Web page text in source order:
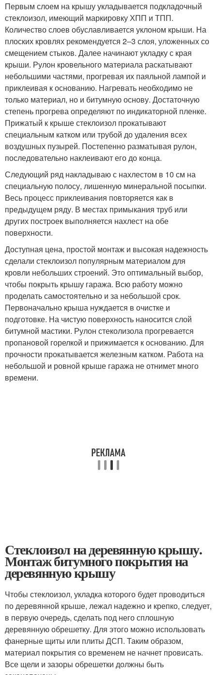
Первым слоем на крышу укладывается подкладочный
стеклоизол, имеющий маркировку ХПП и ТПП.
Количество слоев обуславливается уклоном крыши. На
плоских кровлях рекомендуется 2‒3 слоя, уложенных со
смещением стыков. Далее начинают укладку с края
крыши. Рулон кровельного материала раскатывают
небольшими частями, прогревая их паяльной лампой и
приклеивая к основанию. Нагревать необходимо не
только материал, но и битумную основу. Достаточную
степень прогрева определяют по индикаторной пленке.
Прижатый к крыше стеклоизол прокатывают
специальным катком или трубой до удаления всех
воздушных пузырей. Постепенно разматывая рулон,
последовательно наклеивают его до конца.
Следующий ряд накладываю с нахлестом в 10 см на
специальную полосу, лишенную минеральной посыпки.
Весь процесс приклеивания повторяется как в
предыдущем ряду. В местах примыкания труб или
других построек выполняется нахлест на обе
поверхности.
Доступная цена, простой монтаж и высокая надежность
сделали стеклоизол популярным материалом для
кровли небольших строений. Это оптимальный выбор,
чтобы покрыть крышу гаража. Всю работу можно
проделать самостоятельно и за небольшой срок.
Первоначально крыша нуждается в очистке и
подготовке. На чистую поверхность наносится слой
битумной мастики. Рулон стеколизола прогревается
пропановой горелкой и прижимается к основанию. Для
прочности прокатывается железным катком. Работа на
небольшой и ровной крыше гаража не отнимет много
времени.
Стеклоизол на деревянную крышу.
Монтаж битумного покрытия на
деревянную крышу
Чтобы стеклоизол, укладка которого будет проводиться
по деревянной крыше, лежал надежно и крепко, следует,
в первую очередь, сделать под него сплошную
деревянную обрешетку. Для этого можно использовать
фанерные щиты или плиты ДСП. Таким образом,
материал покрытия со временем не начнет провисать.
Все щели и зазоры обрешетки должны быть